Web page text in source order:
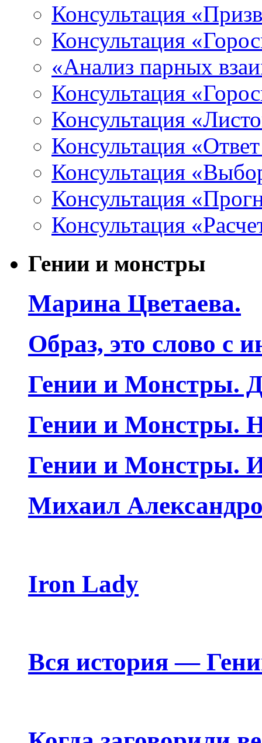
Консультация
Консультация
«Анализ парных
Консультация
Консультация
Консультация
Консультация
Консультация
Консультация
Гении и монстры
Марина Цветаева.
Образ, это слово с
Гении и Монстры.
Гении и Монстры.
Гении и Монстры.
Михаил
Iron Lady
Вся история —